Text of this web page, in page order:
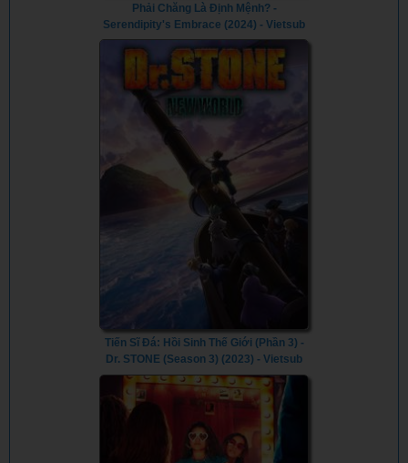
Phải Chăng Là Định Mệnh? -
Serendipity's Embrace (2024) - Vietsub
Tiến Sĩ Đá: Hồi Sinh Thế Giới (Phần 3) -
Dr. STONE (Season 3) (2023) - Vietsub